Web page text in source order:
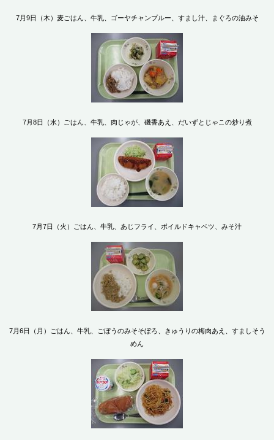
7月9日（木）麦ごはん、牛乳、ゴーヤチャンプルー、すまし汁、まぐろの油みそ
7月8日（水）ごはん、牛乳、肉じゃが、磯香あえ、だいずとじゃこの炒り煮
7月7日（火）ごはん、牛乳、あじフライ、ボイルドキャベツ、みそ汁
7月6日（月）ごはん、牛乳、ごぼうのみそそぼろ、きゅうりの梅肉あえ、すましそう
めん